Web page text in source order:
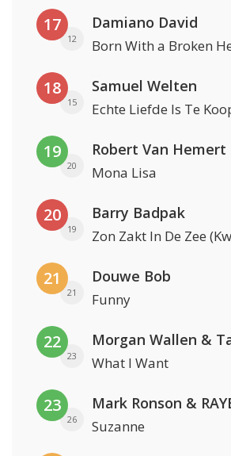
17
12
Damiano David
Born With a Broken
18
15
Samuel Welten
Echte Liefde Is Te
19
20
Robert Van Hemert
Mona Lisa
20
19
Barry Badpak
Zon Zakt In De Zee
21
21
Douwe Bob
Funny
22
23
Morgan Wallen &
What I Want
23
26
Mark Ronson &
Suzanne